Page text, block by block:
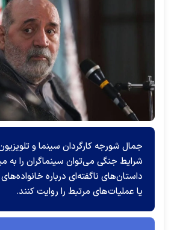
جمال شورجه کارگردان سینما و
شرایط جنگی می‌توان سینماگران را به
داستان‌های ناگفته‌ای درباره
یا عملیات‌های مرتبط را روایت کنند.